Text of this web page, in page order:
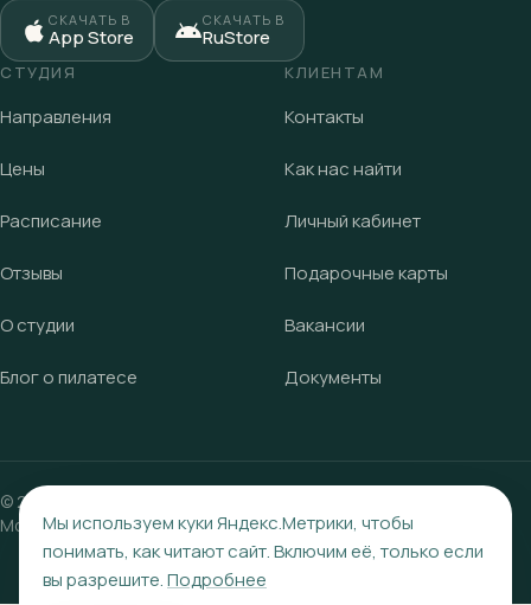
СКАЧАТЬ В
App Store
СКАЧАТЬ В
RuStore
СТУДИЯ
Направления
Цены
Расписание
Отзывы
О студии
Блог о пилатесе
КЛИЕНТАМ
Контакты
Как нас найти
Личный кабинет
Подарочные карты
Вакансии
Документы
© 2023
Московская, 49, домофон 54
Мы используем куки Яндекс.Метрики, чтобы
понимать, как читают сайт. Включим её, только если
вы разрешите.Подробнее